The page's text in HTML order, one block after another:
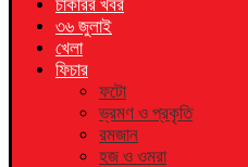
চাকরির খবর
৩৬ জুলাই
খেলা
ফিচার
ফটো
ভ্রমণ ও প্রকৃতি
রমজান
হজ ও ওমরা